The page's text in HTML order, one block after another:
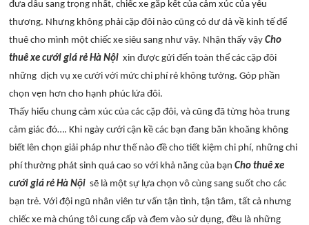
đưa dâu sang trọng nhất, chiếc xe gắp kết của cảm xúc của yêu
thương. Nhưng không phải cặp đôi nào cũng có dư dả về kinh tế để
thuê cho mình một chiếc xe siêu sang như vây. Nhận thấy vậyCho
thuê xe cưới giá rẻ Hà Nội xin được gửi đến toàn thể các cặp đôi
những dịch vụ xe cưới với mức chi phí rẻ không tưởng. Góp phần
chọn vẹn hơn cho hạnh phúc lứa đôi.
Thấy hiểu chung cảm xúc của các cặp đôi, và cũng đã từng hòa trung
cảm giác đó…. Khi ngày cưới cận kề các bạn đang băn khoăng không
biết lên chọn giải pháp như thế nào đề cho tiết kiệm chi phí, những chi
phí thường phát sinh quá cao so với khả năng của bạnCho thuê xe
cưới giá rẻ Hà Nộisẽ là một sự lựa chọn vô cùng sang suốt cho các
bạn trẻ. Với đội ngũ nhân viên tư vấn tận tình, tận tâm, tất cả nhưng
chiếc xe mà chúng tôi cung cấp và đem vào sử dụng, đều là những